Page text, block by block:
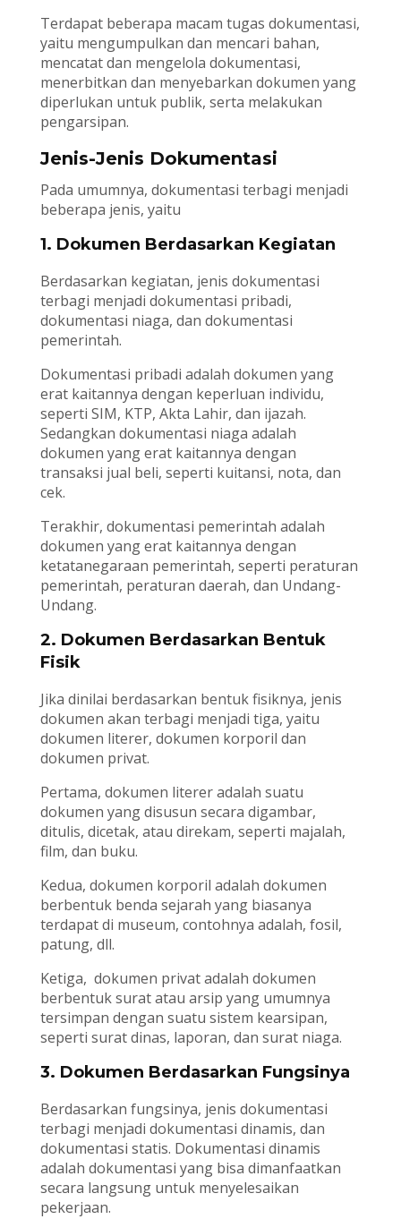
Terdapat beberapa macam tugas dokumentasi,
yaitu mengumpulkan dan mencari bahan,
mencatat dan mengelola dokumentasi,
menerbitkan dan menyebarkan dokumen yang
diperlukan untuk publik, serta melakukan
pengarsipan.
Jenis-Jenis Dokumentasi
Pada umumnya, dokumentasi terbagi menjadi
beberapa jenis, yaitu
1. Dokumen Berdasarkan Kegiatan
Berdasarkan kegiatan, jenis dokumentasi
terbagi menjadi dokumentasi pribadi,
dokumentasi niaga, dan dokumentasi
pemerintah.
Dokumentasi pribadi adalah dokumen yang
erat kaitannya dengan keperluan individu,
seperti SIM, KTP, Akta Lahir, dan ijazah.
Sedangkan dokumentasi niaga adalah
dokumen yang erat kaitannya dengan
transaksi jual beli, seperti kuitansi, nota, dan
cek.
Terakhir, dokumentasi pemerintah adalah
dokumen yang erat kaitannya dengan
ketatanegaraan pemerintah, seperti peraturan
pemerintah, peraturan daerah, dan Undang-
Undang.
2. Dokumen Berdasarkan Bentuk
Fisik
Jika dinilai berdasarkan bentuk fisiknya, jenis
dokumen akan terbagi menjadi tiga, yaitu
dokumen literer, dokumen korporil dan
dokumen privat.
Pertama, dokumen literer adalah suatu
dokumen yang disusun secara digambar,
ditulis, dicetak, atau direkam, seperti majalah,
film, dan buku.
Kedua, dokumen korporil adalah dokumen
berbentuk benda sejarah yang biasanya
terdapat di museum, contohnya adalah, fosil,
patung, dll.
Ketiga, dokumen privat adalah dokumen
berbentuk surat atau arsip yang umumnya
tersimpan dengan suatu sistem kearsipan,
seperti surat dinas, laporan, dan surat niaga.
3. Dokumen Berdasarkan Fungsinya
Berdasarkan fungsinya, jenis dokumentasi
terbagi menjadi dokumentasi dinamis, dan
dokumentasi statis. Dokumentasi dinamis
adalah dokumentasi yang bisa dimanfaatkan
secara langsung untuk menyelesaikan
pekerjaan.